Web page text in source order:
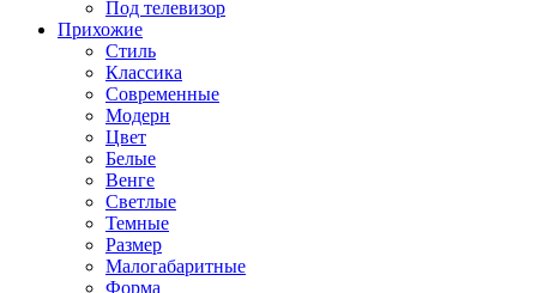
Под телевизор
Прихожие
Стиль
Классика
Современные
Модерн
Цвет
Белые
Венге
Светлые
Темные
Размер
Малогабаритные
Форма